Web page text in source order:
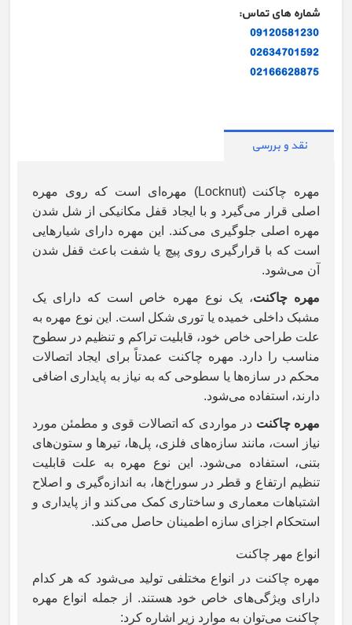
شماره های تماس:
09120581230
02634701592
02166628875
نقد و بررسی
مهره چاکنت (Locknut) مهره‌ای است که روی مهره
اصلی قرار می‌گیرد و با ایجاد قفل مکانیکی از شل شدن
مهره اصلی جلوگیری می‌کند. این مهره دارای شیارهایی
است که با قرارگیری روی پیچ یا شفت باعث قفل شدن
آن می‌شود.
مهره چاکنت، یک نوع مهره خاص است که دارای یک
مشبک داخلی خمیده یا توری شکل است. این نوع مهره به
علت طراحی خاص خود، قابلیت تراکم و تنظیم در سطوح
مناسب را دارد. مهره چاکنت عمدتاً برای ایجاد اتصالات
محکم در سازه‌ها یا سطوحی که به نیاز به پایداری اضافی
دارند، استفاده می‌شود.
مهره چاکنت در مواردی که اتصالات قوی و مطمئن مورد
نیاز است، مانند سازه‌های فلزی، پل‌ها، تیرها و ستون‌های
بتنی، استفاده می‌شود. این نوع مهره به علت قابلیت
تنظیم ارتفاع و قطر در سوراخ‌ها، به اندازه‌گیری و اصلاح
اشتباهات معماری و ساختاری کمک می‌کند و از پایداری و
استحکام اجزای سازه اطمینان حاصل می‌کند.
انواع مهر چاکنت
مهره چاکنت در انواع مختلفی تولید می‌شود که هر کدام
دارای ویژگی‌های خاص خود هستند. از جمله انواع مهره
چاکنت می‌توان به موارد زیر اشاره کرد: